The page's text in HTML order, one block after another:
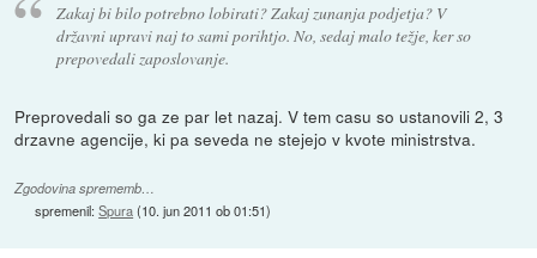
Zakaj bi bilo potrebno lobirati? Zakaj zunanja podjetja? V
državni upravi naj to sami porihtjo. No, sedaj malo težje, ker so
prepovedali zaposlovanje.
Preprovedali so ga ze par let nazaj. V tem casu so ustanovili 2, 3
drzavne agencije, ki pa seveda ne stejejo v kvote ministrstva.
Zgodovina sprememb…
spremenil:Spura(10. jun 2011 ob 01:51)